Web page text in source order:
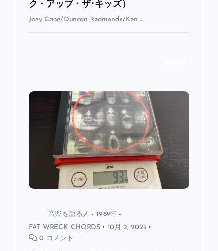
ク・アップ・ザ･キッズ）
Joey Cape/Duncan Redmonds/Ken …
音楽を語る人
1989年
FAT WRECK CHORDS
10月 2, 2023
0 コメント